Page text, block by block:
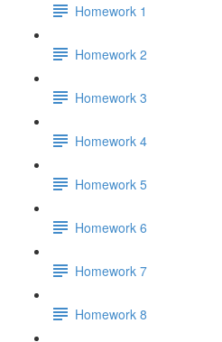
Homework 1
Homework 2
Homework 3
Homework 4
Homework 5
Homework 6
Homework 7
Homework 8